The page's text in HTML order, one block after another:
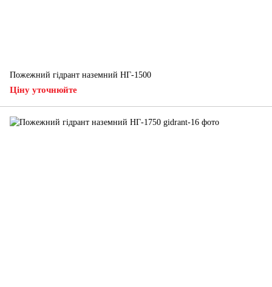
Пожежний гідрант наземний НГ-1500
Ціну уточнюйте